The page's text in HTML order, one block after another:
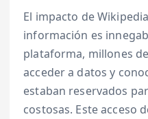
El impacto de
información es
plataforma, millones
acceder a datos y
estaban reservados
costosas. Este acceso